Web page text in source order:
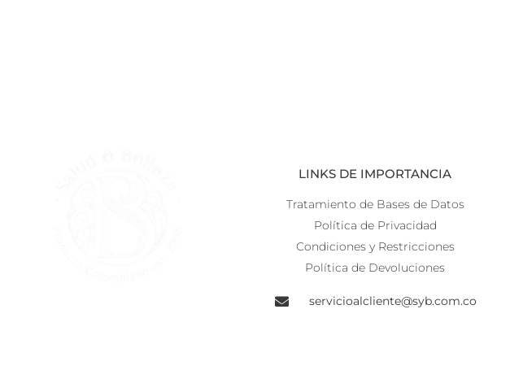
LINKS DE IMPORTANCIA
Tratamiento de Bases de Datos
Política de Privacidad
Condiciones y Restricciones
Política de Devoluciones
servicioalcliente@syb.com.co